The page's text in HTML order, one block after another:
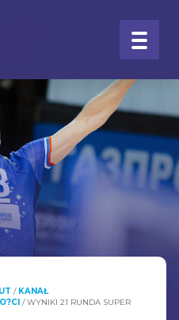
/ KANAŁ
/WYNIKI 21 RUNDA SUPER